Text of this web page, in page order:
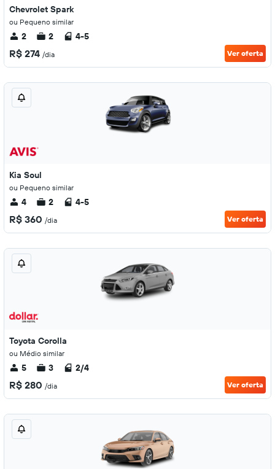
Chevrolet Spark
ou Pequeno similar
2 2 4-5
R$ 274 /dia Ver oferta
Kia Soul
ou Pequeno similar
4 2 4-5
R$ 360 /dia Ver oferta
Toyota Corolla
ou Médio similar
5 3 2/4
R$ 280 /dia Ver oferta